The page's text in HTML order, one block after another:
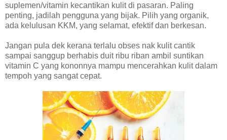
suplemen/vitamin kecantikan kulit di pasaran. Paling
penting, jadilah pengguna yang bijak. Pilih yang organik,
ada kelulusan KKM, yang selamat, efektif dan berkesan.
Jangan pula dek kerana terlalu obses nak kulit cantik
sampai sanggup berhabis duit ribu riban ambil suntikan
vitamin C yang kononnya mampu mencerahkan kulit dalam
tempoh yang sangat cepat.